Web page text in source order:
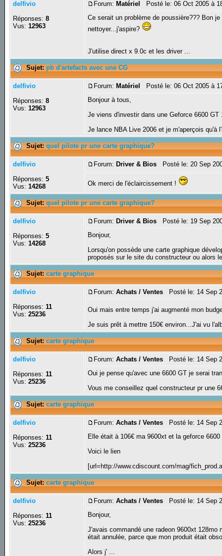
delfivio
Réponses:8
Vus:12963
Forum: Matériel
Posté le: 06 Oct 2005 à
Ce serait un problème de poussière??? Bon
nettoyer...j'aspire?
J'utilise direct x 9.0c et les driver ...
Sujet:pb d'artefacts avec une CG
delfivio
Réponses:8
Vus:12963
Forum: Matériel
Posté le: 06 Oct 2005 à
Bonjour à tous,
Je viens d'investir dans une Geforce 6600
Je lance NBA Live 2006 et je m'aperçois qu'à
Sujet:quel pilote pr une carte graphique?
delfivio
Réponses:5
Vus:14268
Forum: Driver & Bios Posté le: 20 Sep
Ok merci de l'éclaircissement !
Sujet:quel pilote pr une carte graphique?
delfivio
Réponses:5
Vus:14268
Forum: Driver & Bios Posté le: 19 Sep
Bonjour,
Lorsqu'on possède une carte graphique
proposés sur le site du constructeur ou alors
Sujet:carte graphique
delfivio
Réponses:11
Vus:25236
Forum:Achats / Ventes Posté le: 14 Sep
Oui mais entre temps j'ai augmenté mon
Je suis prêt à mettre 150€ environ...J'ai vu
Sujet:carte graphique
delfivio
Réponses:11
Vus:25236
Forum:Achats / Ventes Posté le: 14 Sep
Oui je pense qu'avec une 6600 GT je serai
Vous me conseillez quel constructeur pr une
Sujet:carte graphique
delfivio
Réponses:11
Vus:25236
Forum:Achats / Ventes Posté le: 14 Sep
Elle était à 106€ ma 9600xt et la geforce
Voici le lien
[url=http://www.cdiscount.com/mag/
Sujet:carte graphique
delfivio
Réponses:11
Vus:25236
Forum:Achats / Ventes Posté le: 14 Sep
Bonjour,
J'avais commandé une radeon 9600xt
était annulée, parce que mon produit était
Alors j' ...